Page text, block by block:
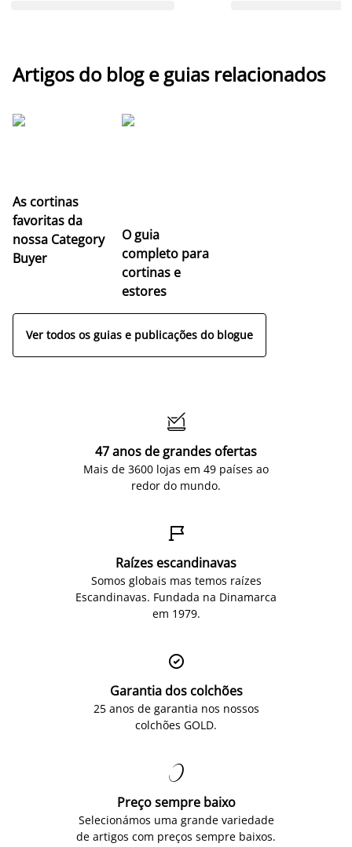
Artigos do blog e guias relacionados
As cortinas
favoritas da
nossa Category
Buyer
O guia
completo para
cortinas e
estores
Ver todos os guias e publicações do blogue

47 anos de grandes ofertas
Mais de 3600 lojas em 49 países ao
redor do mundo.

Raízes escandinavas
Somos globais mas temos raízes
Escandinavas. Fundada na Dinamarca
em 1979.

Garantia dos colchões
25 anos de garantia nos nossos
colchões GOLD.

Preço sempre baixo
Selecionámos uma grande variedade
de artigos com preços sempre baixos.